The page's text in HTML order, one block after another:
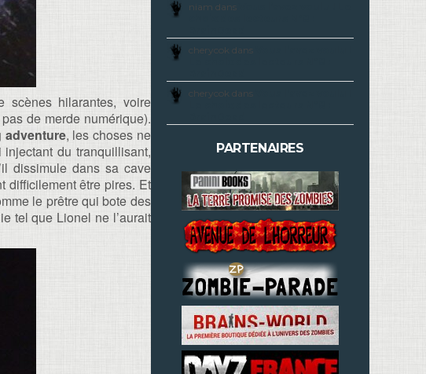
scènes hilarantes, voire
de merde numérique).
adventure, les choses ne
du tranquillisant,
dissimule dans sa cave
difficilement être pires. Et
le prêtre qui bote des
tel que Lionel ne l’aurait
niam dans
cherycok dans
cherycok dans
PARTENAIRES